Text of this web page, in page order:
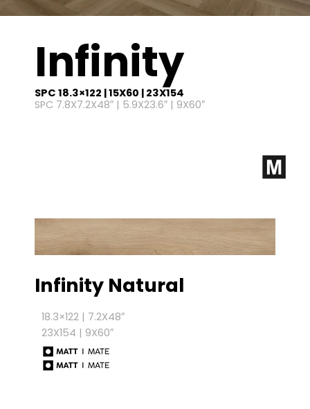
Infinity
SPC 18.3×122 | 15X60 | 23X154
SPC 7.8X7.2X48″ | 5.9X23.6″ | 9X60″
Infinity Natural
18.3×122 | 7.2X48″
23X154 | 9X60″